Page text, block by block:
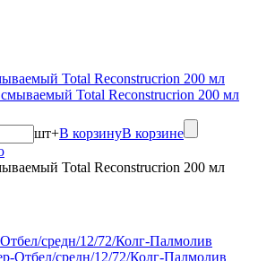
Total Reconstrucrion 200 мл
шт+В корзинуВ корзине
Total Reconstrucrion 200 мл
средн/12/72/Колг-Палмолив